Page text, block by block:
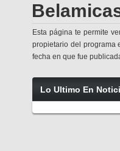
Esta página te permite
propietario del programa
fecha en que fue
Lo Ultimo En